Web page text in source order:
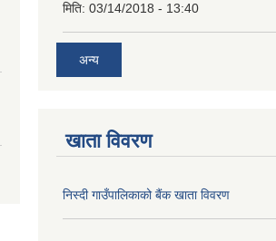
मिति: 03/14/2018 - 13:40
अन्य
खाता विवरण
निस्दी गाउँपालिकाको बैंक खाता विवरण